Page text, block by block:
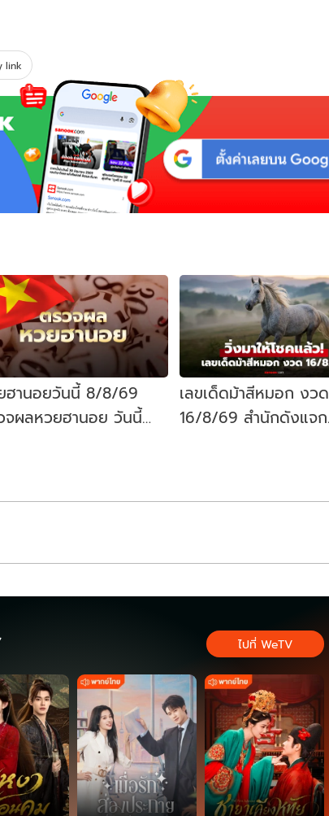
link
ฮานอยวันนี้ 8/8/69
จผลหวยฮานอย วันนี้
เลขเด็ดม้าสีหมอก งวด
16/8/69 สำนักดังแจก
ไปที่ WeTV